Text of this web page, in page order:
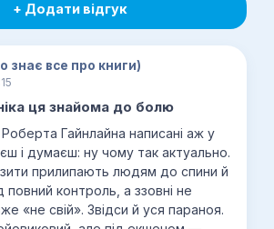
+ Додати відгук
знає все про книги)
ця знайома до болю
Гайнлайна написані аж у
і думаєш: ну чому так актуально.
прилипають людям до спини й
повний контроль, а ззовні не
«не свій». Звідси й уся параноя.